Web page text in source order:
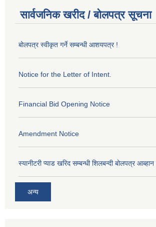
सार्वजनिक खरीद / बोलपत्र सूचना
बोलपत्र स्वीकृत गर्ने सम्बन्धी आशयपत्र !
Notice for the Letter of Intent.
Financial Bid Opening Notice
Amendment Notice
स्यानीटरी प्याड खरिद सम्बन्धी शिलबन्दी बोलपत्र
अन्य